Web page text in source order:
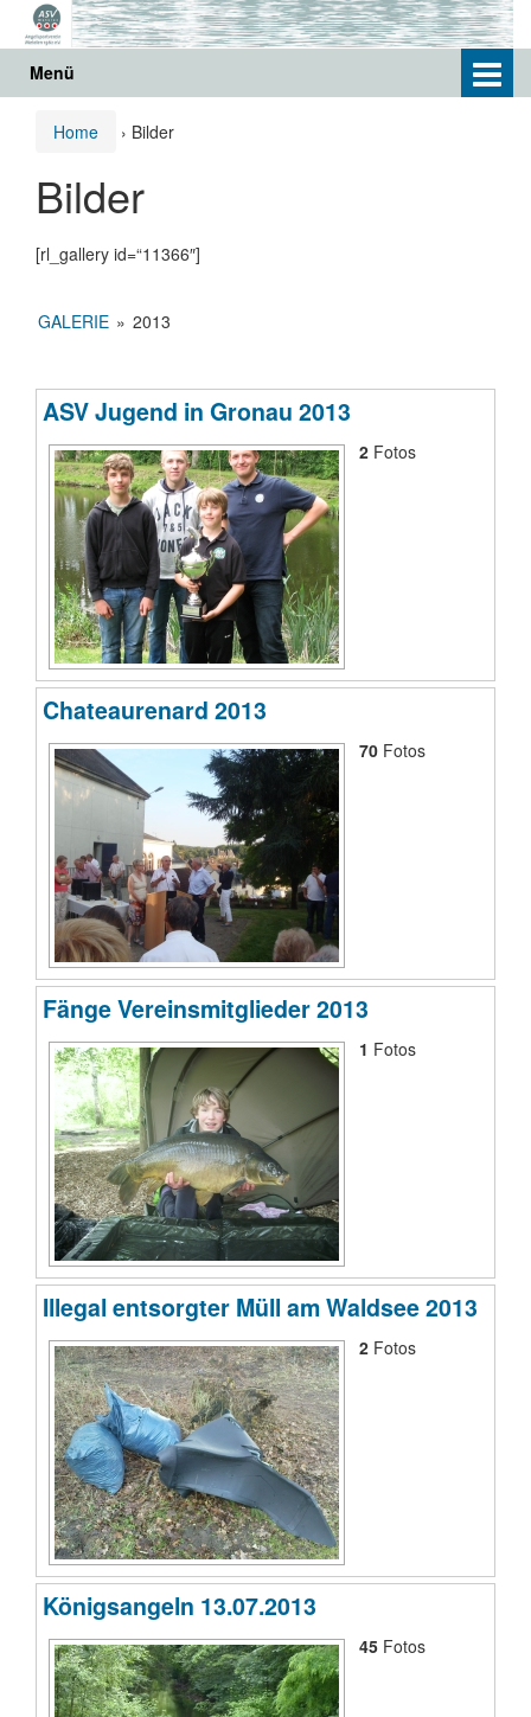
Springe
zum
Hauptmenü
Menü
Home › Bilder
Bilder
[rl_gallery id=“11366″]
GALERIE » 2013
ASV Jugend in Gronau 2013
2 Fotos
Chateaurenard 2013
70 Fotos
Fänge Vereinsmitglieder 2013
1 Fotos
Illegal entsorgter Müll am Waldsee 2013
2 Fotos
Königsangeln 13.07.2013
45 Fotos